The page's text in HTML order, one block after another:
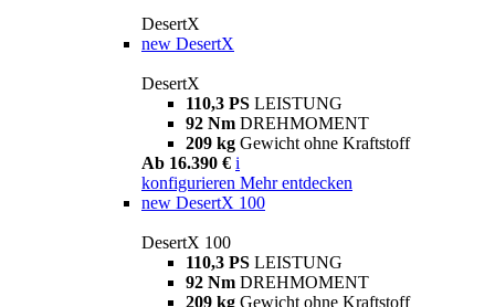
DesertX
new DesertX
DesertX
110,3 PS LEISTUNG
92 Nm DREHMOMENT
209 kg Gewicht ohne Kraftstoff
Ab 16.390 € i
konfigurieren Mehr entdecken
new DesertX 100
DesertX 100
110,3 PS LEISTUNG
92 Nm DREHMOMENT
209 kg Gewicht ohne Kraftstoff